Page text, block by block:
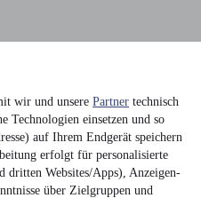
wir und unsere Partner technisch
Technologien einsetzen und so
auf Ihrem Endgerät speichern
erfolgt für personalisierte
dritten Websites/Apps), Anzeigen-
über Zielgruppen und